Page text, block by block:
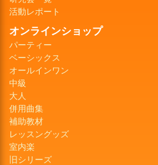
活動レポート
オンラインショップ
パーティー
ベーシックス
オールインワン
中級
大人
併用曲集
補助教材
レッスングッズ
室内楽
旧シリーズ